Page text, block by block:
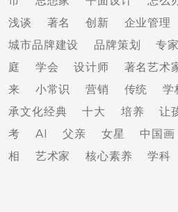
浅谈
著名 创新 企业管理
城市品牌建设
品牌策划 专家
庭
学会 设计师 著名艺术
来
小常识 营销 传统 学
承文化经典
十大 培养 让
考
AI 父亲 女星 中国画
相
艺术家 核心素养 学科